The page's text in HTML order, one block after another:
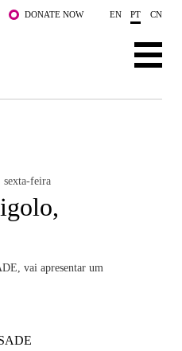
DONATE NOW EN PT CN
| sexta-feira
vai apresentar um